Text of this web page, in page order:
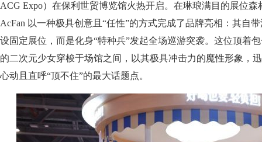
ACG Expo）在保利世贸博览馆火热开启。在琳琅满目的展位
AcFan 以一种极具创意且“任性”的方式完成了品牌亮相：其自
设固定展位，而是化身“特种兵”发起全场巡游突袭。这位顶着
的二次元少女穿梭于场馆之间，以其极具冲击力的魔性形象，
心动且直呼“顶不住”的最大话题点。